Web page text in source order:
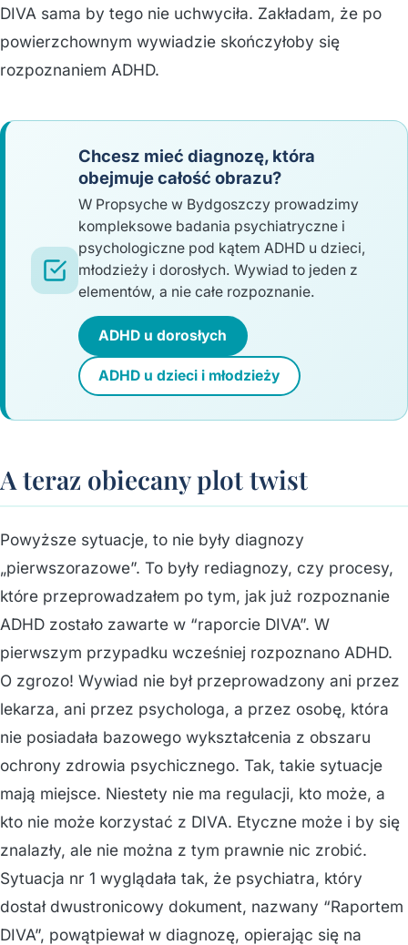
DIVA sama by tego nie uchwyciła. Zakładam, że po
powierzchownym wywiadzie skończyłoby się
rozpoznaniem ADHD.
Chcesz mieć diagnozę, która
obejmuje całość obrazu?
W Propsyche w Bydgoszczy prowadzimy
kompleksowe badania psychiatryczne i
psychologiczne pod kątem ADHD u dzieci,
młodzieży i dorosłych. Wywiad to jeden z
elementów, a nie całe rozpoznanie.
ADHD u dorosłych
ADHD u dzieci i młodzieży
A teraz obiecany plot twist
Powyższe sytuacje, to nie były diagnozy
„pierwszorazowe”. To były rediagnozy, czy procesy,
które przeprowadzałem po tym, jak już rozpoznanie
ADHD zostało zawarte w “raporcie DIVA”. W
pierwszym przypadku wcześniej rozpoznano ADHD.
O zgrozo! Wywiad nie był przeprowadzony ani przez
lekarza, ani przez psychologa, a przez osobę, która
nie posiadała bazowego wykształcenia z obszaru
ochrony zdrowia psychicznego. Tak, takie sytuacje
mają miejsce. Niestety nie ma regulacji, kto może, a
kto nie może korzystać z DIVA. Etyczne może i by się
znalazły, ale nie można z tym prawnie nic zrobić.
Sytuacja nr 1 wyglądała tak, że psychiatra, który
dostał dwustronicowy dokument, nazwany “Raportem
DIVA”, powątpiewał w diagnozę, opierając się na